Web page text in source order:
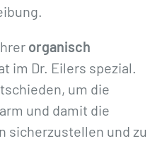
organisch
im Dr. Eilers spezial.
um die
und damit die
sicherzustellen und zu